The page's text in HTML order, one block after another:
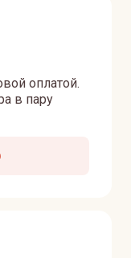
оплатой.
в пару